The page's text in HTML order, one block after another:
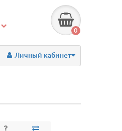
0
Личный кабинет